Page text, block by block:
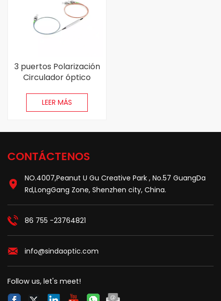
3 puertos Polarización
Circulador óptico
LEER MÁS
CONTÁCTENOS
NO.4007,Peanut U Gu Creative Park , No.57 GuangDa
Rd,LongGang Zone, Shenzhen city, China.
86 755 -23764821
info@sindaoptic.com
Follow us, let's meet!